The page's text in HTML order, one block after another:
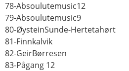
78-Absoulutemusic12
79-Absoulutemusic9
80-ØysteinSunde-Hertetahørt
81-Finnkalvik
82-GeirBørresen
83-Pågang 12